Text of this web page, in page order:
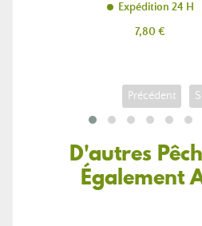
Expédition 24 H
Prix
7,80 €
Précédent
D'autres
Également